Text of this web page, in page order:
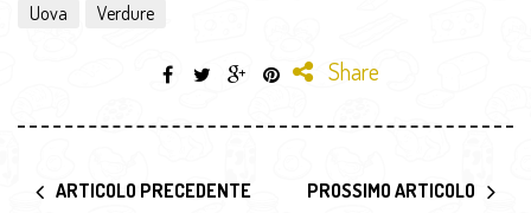
Uova Verdure
Share
ARTICOLO PRECEDENTE PROSSIMO ARTICOLO